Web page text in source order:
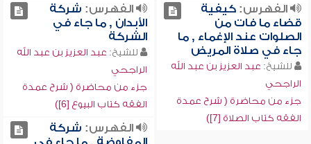
الفهرس:كيفية
قضاء ما فات من
الصلوات عند الإغماء , ما
جاء في صلاة المريض
للشيخ: عبد العزيز بن عبد الله
الراجحي
جزء من محاضرة ( شرح عمدة
الفقه كتاب الصلاة [7])
الفهرس: شركة
الأبدان , ما جاء في
الشركة
للشيخ: عبد العزيز بن عبد الله
الراجحي
جزء من محاضرة ( شرح عمدة
الفقه كتاب البيوع [6])
الفهرس: شركة